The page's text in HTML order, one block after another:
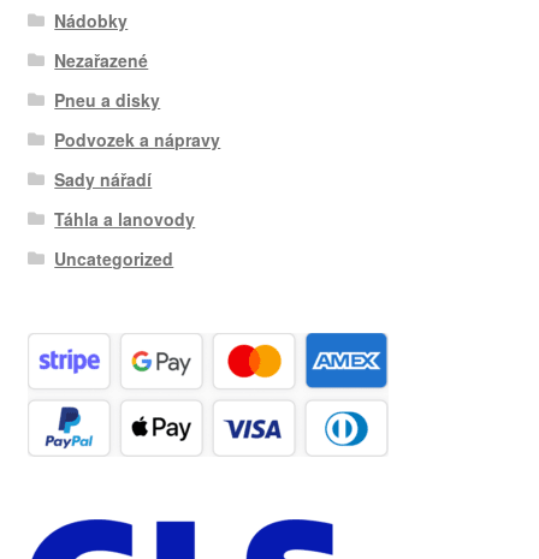
Nádobky
Nezařazené
Pneu a disky
Podvozek a nápravy
Sady nářadí
Táhla a lanovody
Uncategorized